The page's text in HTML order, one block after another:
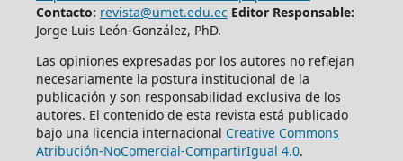
Contacto: revista@umet.edu.ec Editor Responsable:
Jorge Luis León-González, PhD.
Las opiniones expresadas por los autores no reflejan
necesariamente la postura institucional de la
publicación y son responsabilidad exclusiva de los
autores. El contenido de esta revista está publicado
bajo una licencia internacional Creative Commons
Atribución-NoComercial-CompartirIgual 4.0.